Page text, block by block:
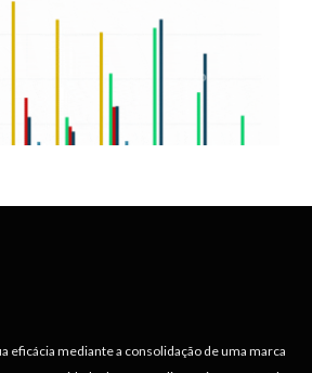
eficácia mediante a consolidação de uma marca